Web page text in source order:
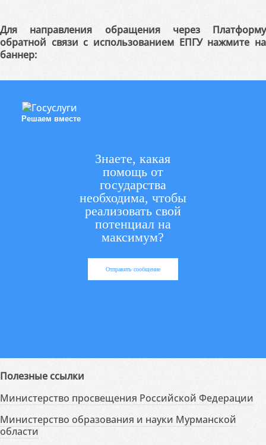
Для направления обращения через Платформу
обратной связи с использованием ЕПГУ нажмите на
баннер:
Решаем вместе
Знаете, какая
помощь от
государства
необходима, чтобы
реализовать свой
потенциал на
максимум?
Отправить сообщение
Полезные ссылки
Министерство просвещения Российской Федерации
Министерство образования и науки Мурманской
области